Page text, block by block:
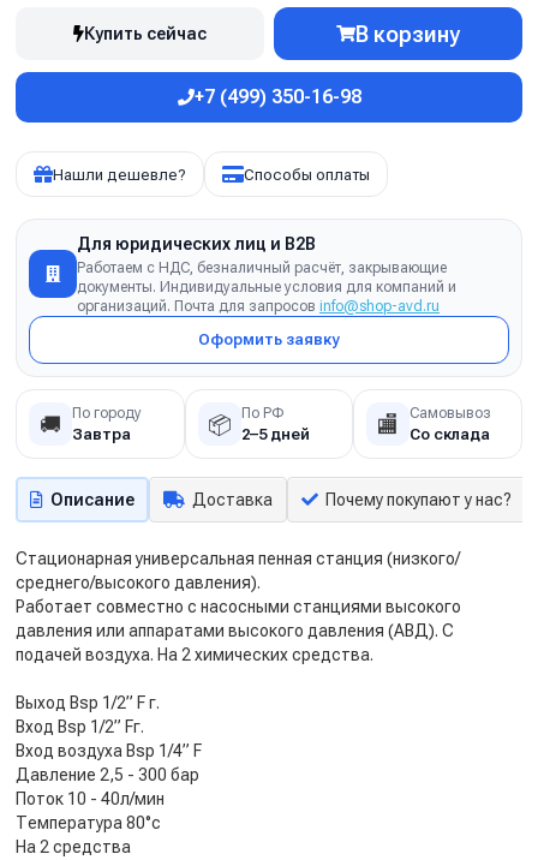
Купить сейчас В корзину
+7 (499) 350-16-98
Нашли дешевле? Способы оплаты
Для юридических лиц и B2B
Работаем с НДС, безналичный расчёт, закрывающие
документы. Индивидуальные условия для компаний и
организаций. Почта для запросов info@shop-avd.ru
Оформить заявку
🚚 По городу
Завтра 📦 По РФ
2–5 дней 🏬 Самовывоз
Со склада
Описание Доставка Почему покупают у нас?
Стационарная универсальная пенная станция (низкого/
среднего/высокого давления).
Работает совместно с насосными станциями высокого
давления или аппаратами высокого давления (АВД). С
подачей воздуха. На 2 химических средства.
Выход Bsp 1/2” F г.
Вход Bsp 1/2” Fг.
Вход воздуха Bsp 1/4” F
Давление 2,5 - 300 бар
Поток 10 - 40л/мин
Температура 80°c
На 2 средства